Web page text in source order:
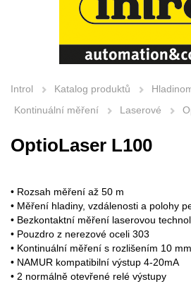
Introl Katalog produktů
Kontinuální měření
Laserové
OptioLaser L100
• Rozsah měření až 50 m
• Měření hladiny, vzdálenosti a polohy
• Bezkontaktní měření laserovou
• Pouzdro z nerezové oceli 303
• Kontinuální měření s rozlišením 10 mm
• NAMUR kompatibilní výstup 4-20mA
• 2 normálně otevřené relé výstupy